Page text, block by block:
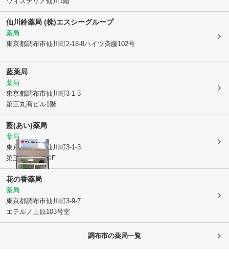
仙川鈴薬局 (株)エスシーグループ
薬局
東京都調布市仙川町2-18-8ハイツ斉藤102号
藍薬局
薬局
東京都調布市仙川町3-1-3
第三丸商ビル1階
藍(あい)薬局
薬局
東京都調布市仙川町3-1-3
第三丸商ビル 1F
花の香薬局
薬局
東京都調布市仙川町3-9-7
エテルノ上原103号室
調布市の薬局一覧